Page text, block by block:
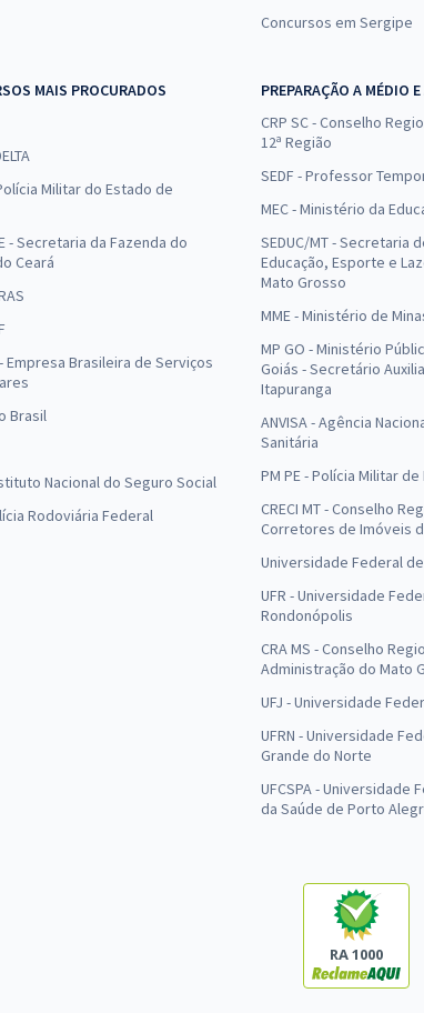
Concursos em Sergipe
MAIS PROCURADOS
Militar do Estado de
- Secretaria da Fazenda do
Ceará
- Empresa Brasileira de Serviços
Brasil
Nacional do Seguro Social
Rodoviária Federal
PREPARAÇÃO A MÉDIO
CRP SC - Conselho
12ª Região
SEDF - Professor
MEC - Ministério da
SEDUC/MT - Secretaria
Educação, Esporte e
Mato Grosso
MME - Ministério de
MP GO - Ministério
Goiás - Secretário
Itapuranga
ANVISA - Agência
Sanitária
PM PE - Polícia Militar
CRECI MT - Conselho
Corretores de Imóveis
Universidade Federal de
UFR - Universidade
Rondonópolis
CRA MS - Conselho
Administração do Mato
UFJ - Universidade
UFRN - Universidade
Grande do Norte
UFCSPA - Universidade
da Saúde de Porto
RA 1000